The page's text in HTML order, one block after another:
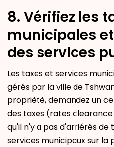
8. Vérifiez les
municipales
des services
Les taxes et services
gérés par la ville de
propriété, demandez un
des taxes (rates
qu'il n'y a pas d'arriérés de
services municipaux sur la